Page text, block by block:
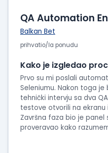
QA Automation
Balkan Bet
prihvatio/la ponudu
Kako je izgledao
Prvo su mi poslali
Seleniumu. Nakon toga je
tehnički intervju sa dva
testove otvorili na ekranu
Završna faza bio je
proveravao kako